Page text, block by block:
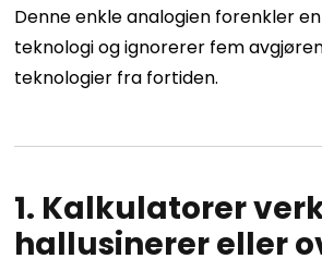
Denne enkle analogien forenkler
teknologi og ignorerer fem
teknologier fra fortiden.
1. Kalkulatorer
hallusinerer eller